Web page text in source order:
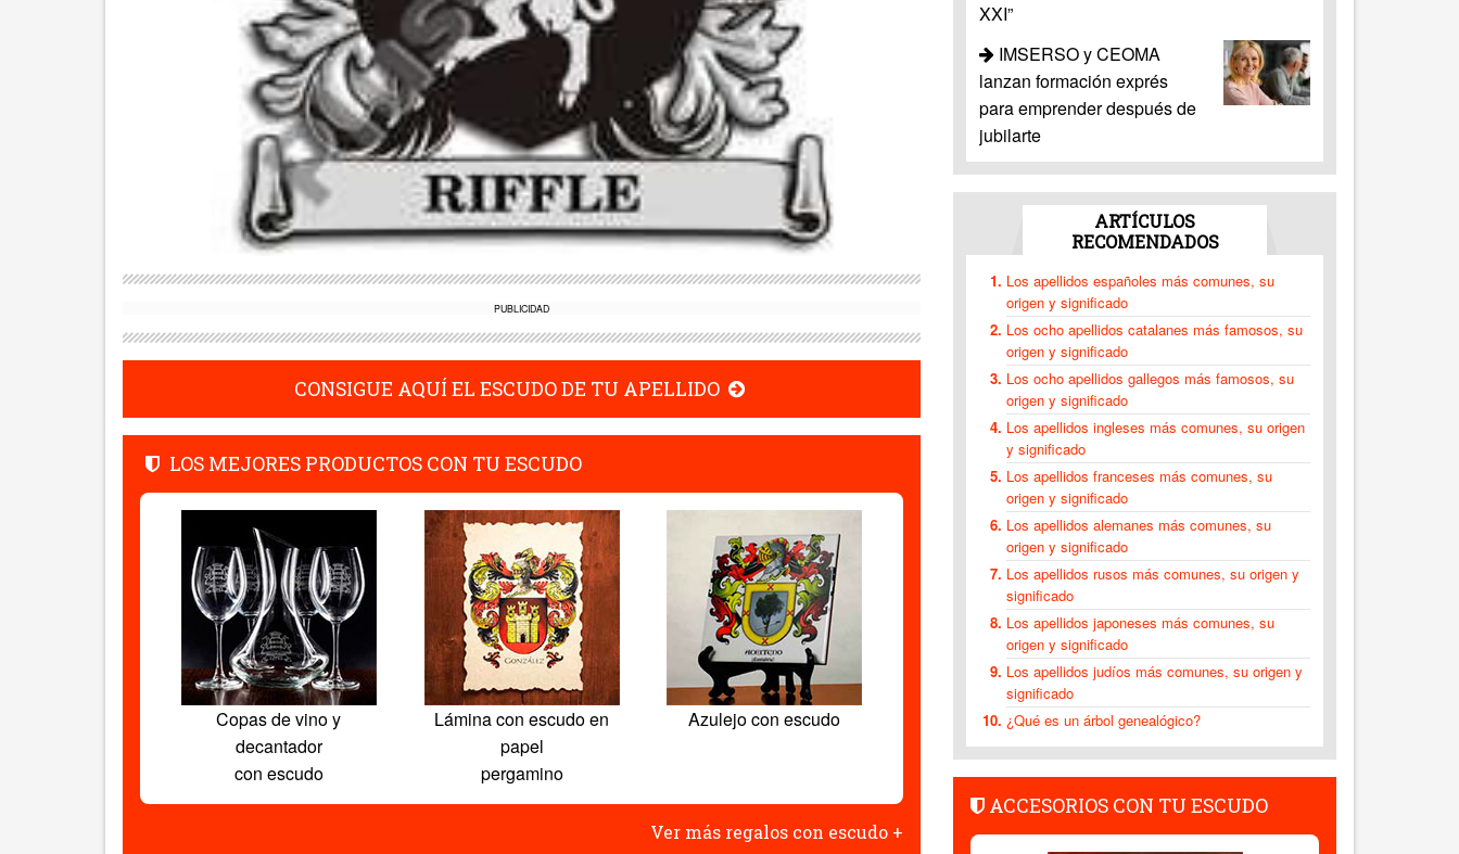
PUBLICIDAD
CONSIGUE AQUÍ EL ESCUDO DE TU APELLIDO
LOS MEJORES PRODUCTOS CON TU ESCUDO
Copas de vino y
decantador
con escudo
Lámina con escudo en
papel
pergamino
Azulejo con escudo
Ver más regalos con escudo +
XXI”
IMSERSO y CEOMA
lanzan formación exprés
para emprender después de
jubilarte
ARTÍCULOS
RECOMENDADOS
Los apellidos españoles más comunes, su
origen y significado
Los ocho apellidos catalanes más famosos, su
origen y significado
Los ocho apellidos gallegos más famosos, su
origen y significado
Los apellidos ingleses más comunes, su origen
y significado
Los apellidos franceses más comunes, su
origen y significado
Los apellidos alemanes más comunes, su
origen y significado
Los apellidos rusos más comunes, su origen y
significado
Los apellidos japoneses más comunes, su
origen y significado
Los apellidos judíos más comunes, su origen y
significado
¿Qué es un árbol genealógico?
ACCESORIOS CON TU ESCUDO